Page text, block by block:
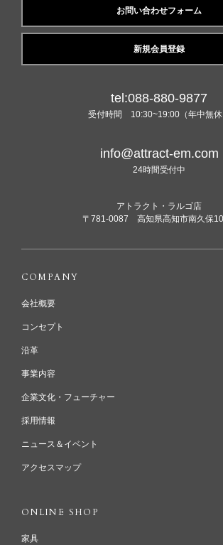
お問い合わせフォーム
新規会員登録
tel:088-880-9877
受付時間 10:30~19:00（年中無休
info@attract-em.com
24時間受付中
アトラクト・ラルゴ店
〒781-0087 高知県高知市南久保
COMPANY
会社概要
コンセプト
沿革
事業内容
企業文化・フューチャー
採用情報
ニュース＆イベント
アクセスマップ
ONLINE SHOP
家具